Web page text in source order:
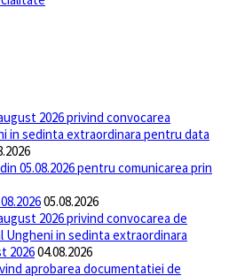
2026 privind convocarea
in sedinta extraordinara pentru data
05.08.2026 pentru comunicarea prin
05.08.2026
2026 privind convocarea de
Ungheni in sedinta extraordinara
202604.08.2026
aprobarea documentatiei de